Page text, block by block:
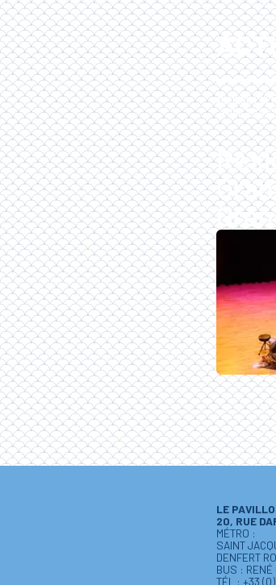
ACTIONS
JEUNE PUBLIC
LE
20, RUE
MÉTRO :
SAINT
DENFERT
BUS : RENÉ
TÉL : +33